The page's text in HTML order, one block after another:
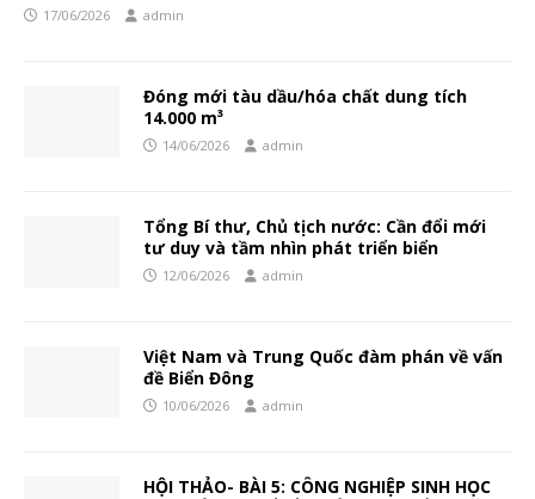
17/06/2026 admin
Đóng mới tàu dầu/hóa chất dung tích
14.000 m³
14/06/2026 admin
Tổng Bí thư, Chủ tịch nước: Cần đổi mới
tư duy và tầm nhìn phát triển biển
12/06/2026 admin
Việt Nam và Trung Quốc đàm phán về vấn
đề Biển Đông
10/06/2026 admin
HỘI THẢO- BÀI 5: CÔNG NGHIỆP SINH HỌC